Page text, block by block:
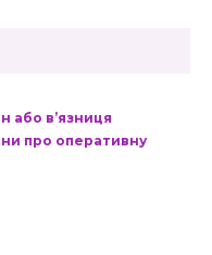
або в’язниця
про оперативну